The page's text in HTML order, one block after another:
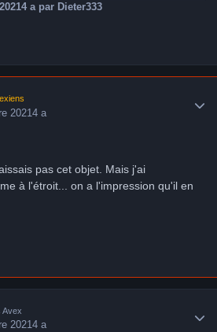
4 apar Dieter333
20214 a
pas cet objet. Mais j'ai
à l'étroit... on a l'impression qu'il en
Avex
20214 a